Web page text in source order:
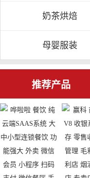
奶茶烘焙
母婴服装
推荐产品